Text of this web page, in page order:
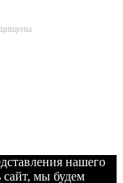
нашего
сайт, мы будем